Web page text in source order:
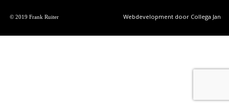
© 2019 Frank Ruiter Webdevelopment door Collega Jan